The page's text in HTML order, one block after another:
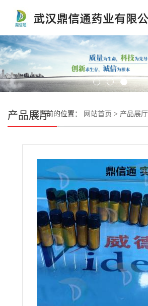
产品展厅您当前的位置： 网站首页 > 产品展厅